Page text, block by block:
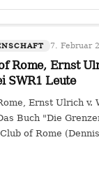
7. Februar
Rome, Ernst
SWR1 Leute
Ernst Ulrich v.
Buch "Die
of Rome